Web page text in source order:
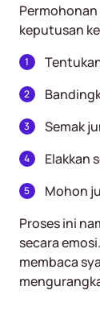
keputusan
Semak
Elakkan
Mohon
Proses ini
secara
membaca